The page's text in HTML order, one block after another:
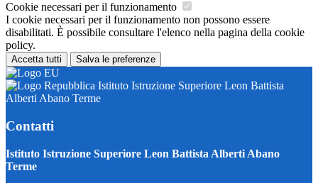
Cookie necessari per il funzionamento
I cookie necessari per il funzionamento non possono essere
disabilitati. È possibile consultare l'elenco nella pagina della cookie
policy.
Accetta tutti Salva le preferenze
Istituto Istruzione Superiore Leon Battista
Alberti Abano Terme
Contatti
Istituto Istruzione Superiore Leon Battista Alberti Abano
Terme